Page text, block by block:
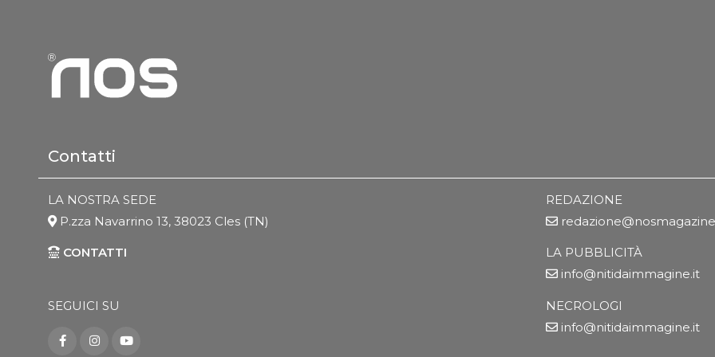
Contatti
LA NOSTRA SEDE
P.zza Navarrino 13, 38023 Cles (TN)
CONTATTI
SEGUICI SU
REDAZIONE
LA PUBBLICITÀ
info@nitidaimmagine.it
NECROLOGI
info@nitidaimmagine.it